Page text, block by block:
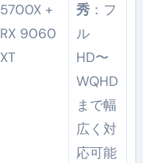
5700X +
RX 9060
XT
秀：フ
ル
HD〜
WQHD
まで幅
広く対
応可能